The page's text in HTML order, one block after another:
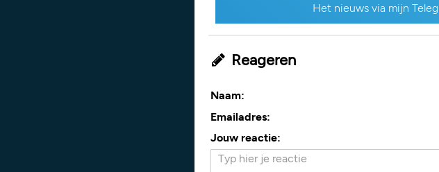
Het nieuws via mijn
Reageren
Naam:
Emailadres:
Jouw reactie: